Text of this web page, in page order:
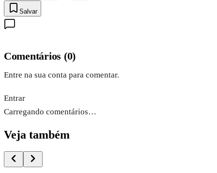
Salvar
Comentários (0)
Entre na sua conta para comentar.
Entrar
Carregando comentários…
Veja também